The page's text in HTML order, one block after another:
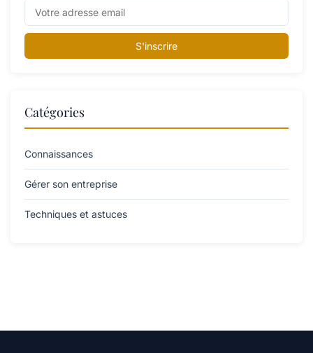
S'inscrire
Catégories
Connaissances
Gérer son entreprise
Techniques et astuces